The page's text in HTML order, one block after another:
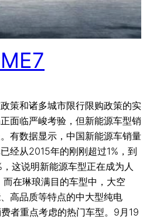
策和诸多城市限行限购政策的实
面临严峻考验，但新能源车型销
有数据显示，中国新能源车销量
经从2015年的刚刚超过1%，到
这说明新能源车型正在成为人
在琳琅满目的车型中，大空
高品质等特点的中大型纯电
者重点考虑的热门车型。9月19